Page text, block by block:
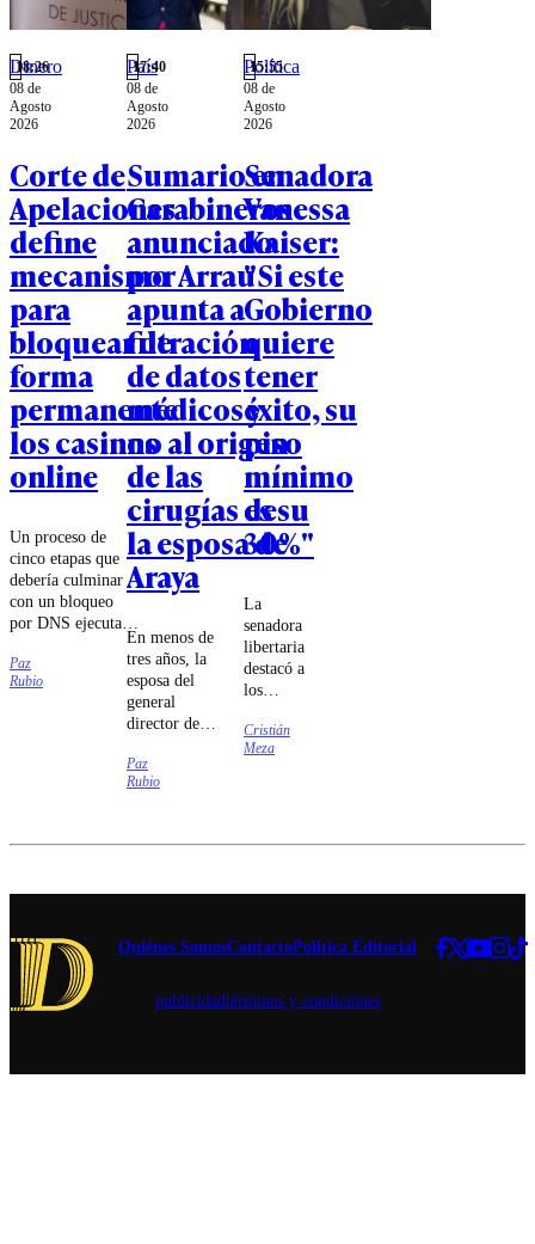
Dinero
18:26
08 de
Agosto
2026
Corte de
Apelaciones
define
mecanismo
para
bloquear de
forma
permanente
los casinos
online
Un proceso de
cinco etapas que
debería culminar
con un bloqueo
por DNS ejecutado
por las compañías
de
telecomunicaciones
Paz
Rubio
País
17:40
08 de
Agosto
2026
Sumario en
Carabineros
anunciado
por Arrau
apunta a
filtración
de datos
médicos y
no al origen
de las
cirugías de
la esposa de
Araya
En menos de
tres años, la
esposa del
general
director de
se sometió a
cuatro
duda.
Paz
Rubio
Política
15:55
08 de
Agosto
2026
Senadora
Vanessa
Kaiser:
"Si este
Gobierno
quiere
tener
éxito, su
piso
mínimo
es su
30%"
La
senadora
libertaria
destacó a
los
Jorge
Quiroz e
la batalla
Cristián
Meza
Quiénes SomosContactoPolítica Editorial
publicidadtérminos y condiciones